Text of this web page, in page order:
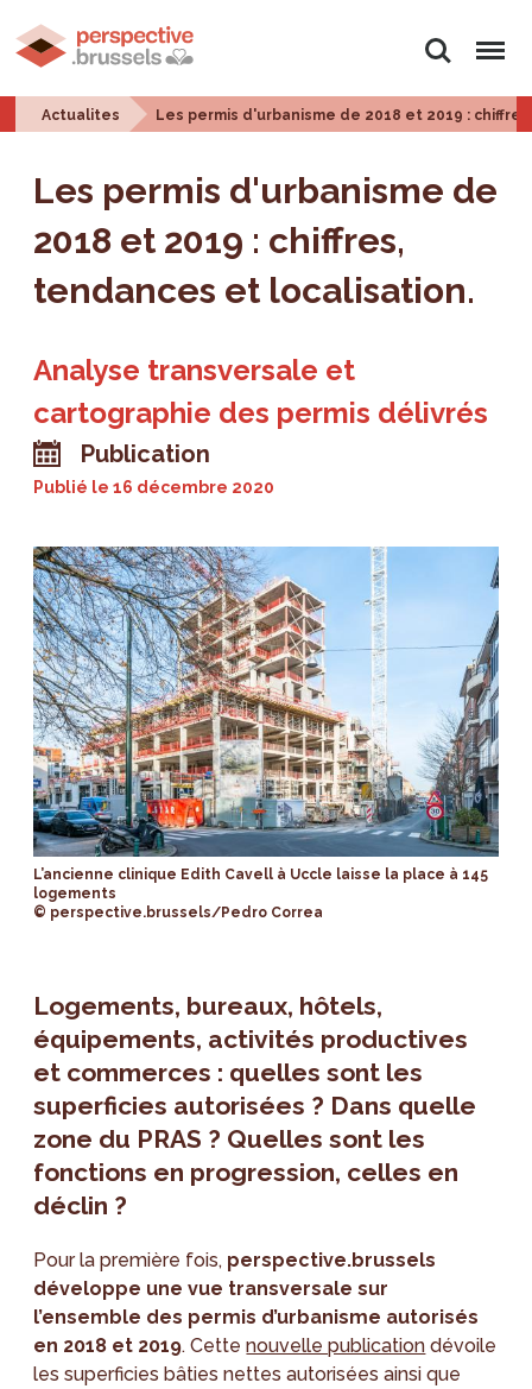
Rechercher
Menu
Actualites Les permis d'urbanisme de 2018 et 2019 :
Les permis d'urbanisme de
2018 et 2019 : chiffres,
tendances et localisation.
Analyse transversale et
cartographie des permis délivrés
Publication
Publié le16 décembre 2020
L’ancienne clinique Edith Cavell à Uccle laisse la place à 145
logements
© perspective.brussels/Pedro Correa
Logements, bureaux, hôtels,
équipements, activités productives
et commerces : quelles sont les
superficies autorisées ? Dans quelle
zone du PRAS ? Quelles sont les
fonctions en progression, celles en
déclin ?
Pour la première fois, perspective.brussels
développe une vue transversale sur
l’ensemble des permis d’urbanisme autorisés
en 2018 et 2019. Cettenouvelle publication dévoile
les superficies bâties nettes autorisées ainsi que